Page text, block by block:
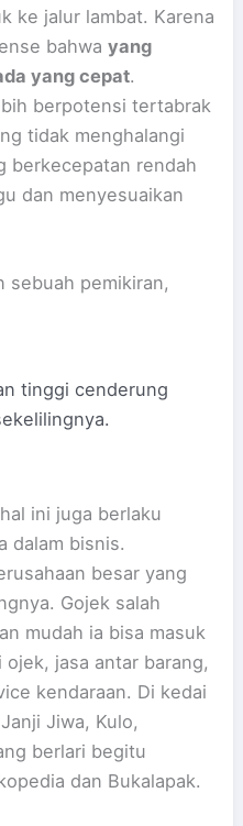
ke jalur lambat. Karena
bahwayang
yang cepat.
berpotensi tertabrak
tidak menghalangi
berkecepatan rendah
dan menyesuaikan
sebuah pemikiran,
tinggi cenderung
ini juga berlaku
dalam bisnis.
besar yang
Gojek salah
mudah ia bisa masuk
jasa antar barang,
kendaraan. Di kedai
Jiwa, Kulo,
berlari begitu
dan Bukalapak.